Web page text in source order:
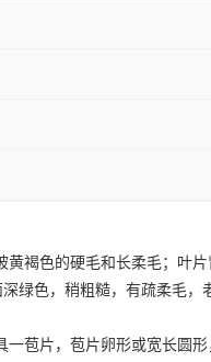
黄褐色的硬毛和长柔毛；叶
绿色，稍粗糙，有疏柔毛，
一苞片，苞片卵形或宽长圆形